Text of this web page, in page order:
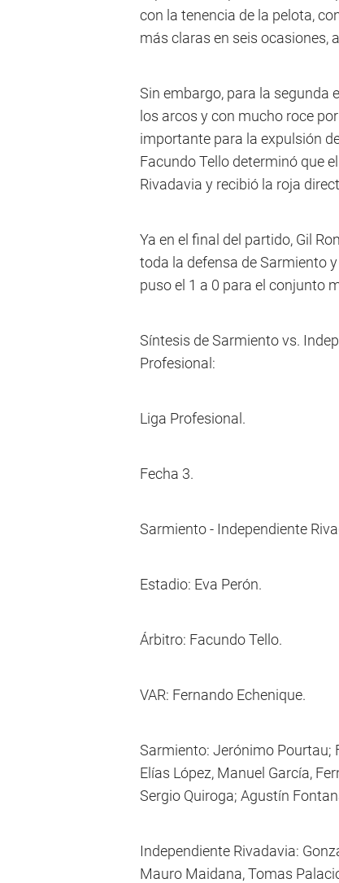
con la tenencia de la pelota,
más claras en seis ocasiones,
Sin embargo, para la segunda
los arcos y con mucho roce
importante para la expulsión
Facundo Tello determinó que
Rivadavia y recibió la roja
Ya en el final del partido, Gil
toda la defensa de Sarmiento
puso el 1 a 0 para el conjunto
Síntesis de Sarmiento vs.
Profesional:
Liga Profesional.
Fecha 3.
Sarmiento - Independiente
Estadio: Eva Perón.
Árbitro: Facundo Tello.
VAR: Fernando Echenique.
Sarmiento: Jerónimo Pourtau;
Elías López, Manuel García,
Sergio Quiroga; Agustín
Independiente Rivadavia:
Mauro Maidana, Tomas